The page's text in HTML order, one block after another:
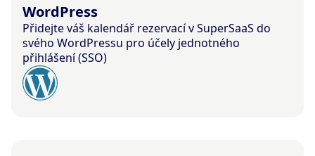
WordPress
Přidejte váš kalendář rezervací v SuperSaaS do
svého WordPressu pro účely jednotného
přihlášení (SSO)